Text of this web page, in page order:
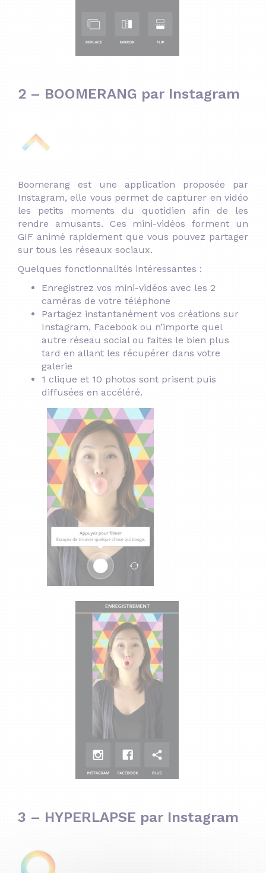
2 – BOOMERANG par Instagram
Boomerang est une application proposée par
Instagram, elle vous permet de capturer en vidéo
les petits moments du quotidien afin de les
rendre amusants. Ces mini-vidéos forment un
GIF animé rapidement que vous pouvez partager
sur tous les réseaux sociaux.
Quelques fonctionnalités intéressantes :
Enregistrez vos mini-vidéos avec les 2
caméras de votre téléphone
Partagez instantanément vos créations sur
Instagram, Facebook ou n’importe quel
autre réseau social ou faites le bien plus
tard en allant les récupérer dans votre
galerie
1 clique et 10 photos sont prisent puis
diffusées en accéléré.
3 – HYPERLAPSE par Instagram